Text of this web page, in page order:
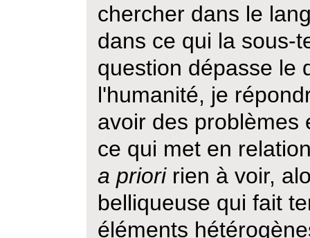
chercher dans le
dans ce qui la sous-
question dépasse le
l'humanité, je
avoir des problèmes
ce qui met en
a prioririen à voir,
belliqueuse qui fait
éléments